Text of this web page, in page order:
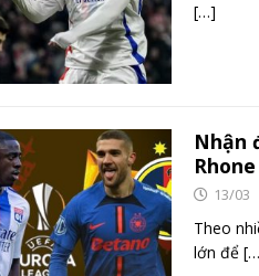
[…]
Nhận
Rhone
13/03
Theo
lớn để